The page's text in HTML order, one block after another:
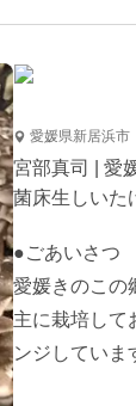
愛媛県新居浜市
宮部真司 | 愛
菌床生しいた
●ごあいさつ
愛媛きのこの
主に栽培して
ンジしていま